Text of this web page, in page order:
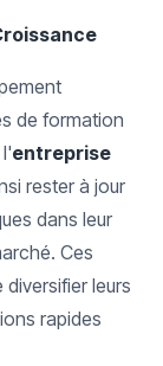
de formation
entreprise
rester à jour
dans leur
Ces
leurs
rapides